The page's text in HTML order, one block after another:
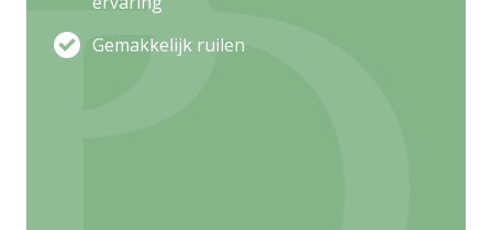
Gemakkelijk ruilen